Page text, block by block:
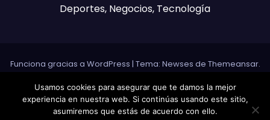
Deportes, Negocios, Tecnología
Funciona gracias a WordPress | Tema: Newses de Themeansar.
Home
Granada Segura: Descubre Por Qué Es Ideal Para Estudiantes
Usamos cookies para asegurar que te damos la mejor
experiencia en nuestra web. Si continúas usando este sitio,
asumiremos que estás de acuerdo con ello.